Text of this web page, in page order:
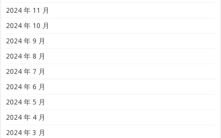
2024 年 11 月
2024 年 10 月
2024 年 9 月
2024 年 8 月
2024 年 7 月
2024 年 6 月
2024 年 5 月
2024 年 4 月
2024 年 3 月